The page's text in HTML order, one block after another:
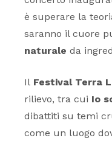
è superare la
saranno il cuore
naturale da
Il Festival Terra
rilievo, tra cui Io
dibattiti su temi
come un luogo